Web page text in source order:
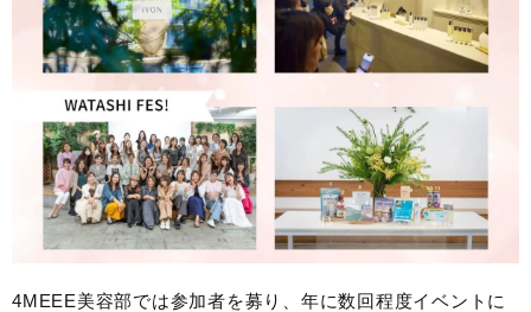
4MEEE美容部では参加者を募り、年に数回程度イベントに